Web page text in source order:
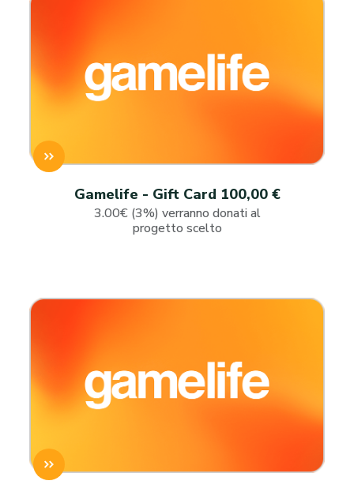
Gamelife - Gift Card 100,00 €
3.00€ (3%) verranno donati al
progetto scelto